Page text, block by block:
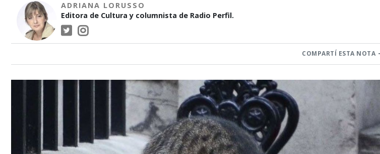
ADRIANA LORUSSO
Editora de Cultura y columnista de Radio Perfil.
COMPARTÍ ESTA NOTA